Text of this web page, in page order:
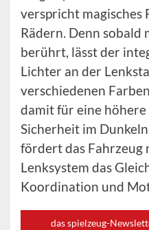
verspricht magisches
Rädern. Denn sobald
berührt, lässt der
Lichter an der
verschiedenen
damit für eine
Sicherheit im
fördert das Fahrzeug
Lenksystem das
Koordination und
das spielzeug-